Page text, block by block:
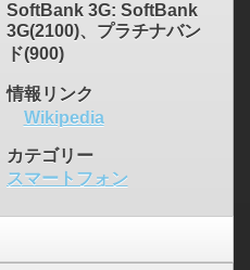
SoftBank 3G: SoftBank
3G(2100)、プラチナバン
ド(900)
情報リンク
Wikipedia
カテゴリー
スマートフォン